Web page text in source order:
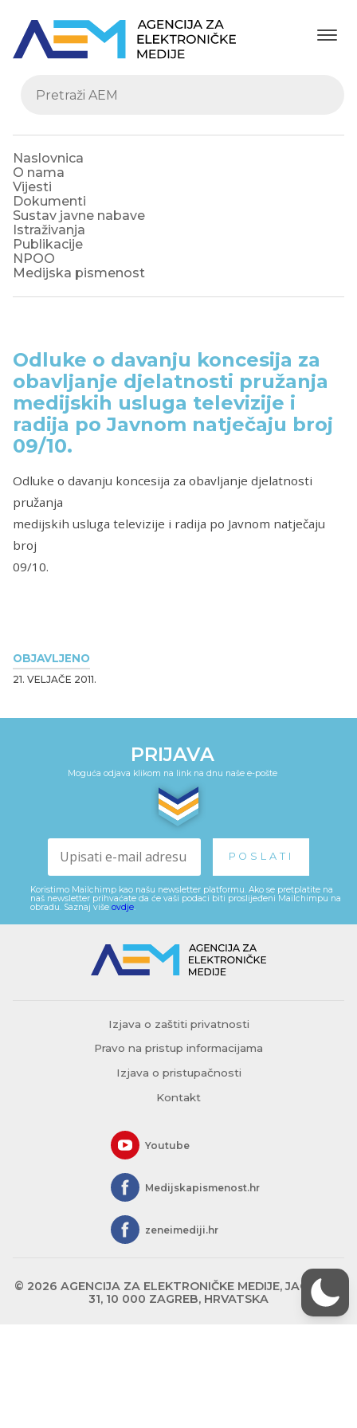
Naslovnica
O nama
Vijesti
Dokumenti
Sustav javne nabave
Istraživanja
Publikacije
NPOO
Medijska pismenost
OBJAVLJENO
21. VELJAČE 2011.
Odluke o davanju koncesija za
obavljanje djelatnosti pružanja
medijskih usluga televizije i
radija po Javnom natječaju broj
09/10.
Odluke o davanju koncesija za obavljanje djelatnosti
pružanja
medijskih usluga televizije i radija po Javnom natječaju
broj
09/10.
PRIJAVA
Moguća odjava klikom na link na dnu naše e-pošte
Koristimo Mailchimp kao našu newsletter platformu. Ako se pretplatite na
naš newsletter prihvaćate da će vaši podaci biti proslijeđeni Mailchimpu na
obradu. Saznaj više ovdje.
Izjava o zaštiti privatnosti
Pravo na pristup informacijama
Izjava o pristupačnosti
Kontakt
Youtube
Medijskapismenost.hr
zeneimediji.hr
© 2026 AGENCIJA ZA ELEKTRONIČKE MEDIJE, JAGIĆEVA
31, 10 000 ZAGREB, HRVATSKA